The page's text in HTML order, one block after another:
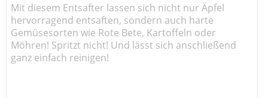
Mit diesem Entsafter lassen sich nicht nur Äpfel
hervorragend entsaften, sondern auch harte
Gemüsesorten wie Rote Bete, Kartoffeln oder
Möhren! Spritzt nicht! Und lässt sich anschließend
ganz einfach reinigen!